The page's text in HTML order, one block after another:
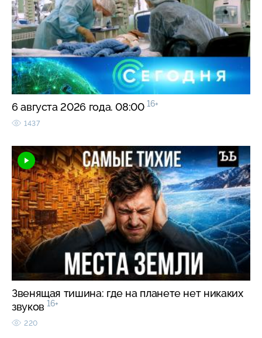
6 августа 2026 года. 08:00 16+
1437
Звенящая тишина: где на планете нет никаких
звуков 16+
220